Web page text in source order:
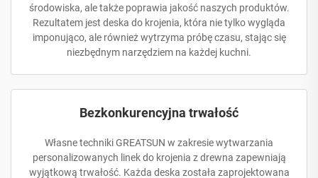
środowiska, ale także poprawia jakość naszych produktów.
Rezultatem jest deska do krojenia, która nie tylko wygląda
imponująco, ale również wytrzyma próbę czasu, stając się
niezbędnym narzędziem na każdej kuchni.
Bezkonkurencyjna trwałość
Własne techniki GREATSUN w zakresie wytwarzania
personalizowanych linek do krojenia z drewna zapewniają
wyjątkową trwałość. Każda deska została zaprojektowana